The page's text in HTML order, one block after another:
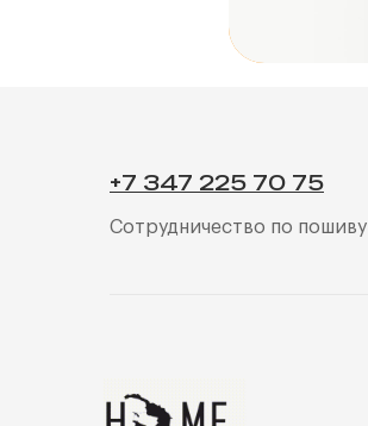
+7 347 225 70 75
Сотрудничество по пошиву